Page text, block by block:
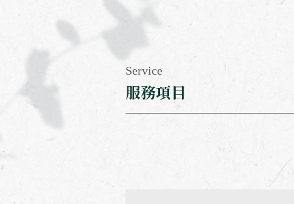
Service
服務項目